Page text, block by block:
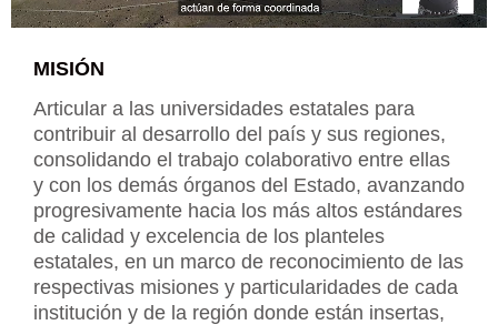
MISIÓN
Articular a las universidades estatales para
contribuir al desarrollo del país y sus regiones,
consolidando el trabajo colaborativo entre ellas
y con los demás órganos del Estado, avanzando
progresivamente hacia los más altos estándares
de calidad y excelencia de los planteles
estatales, en un marco de reconocimiento de las
respectivas misiones y particularidades de cada
institución y de la región donde están insertas,